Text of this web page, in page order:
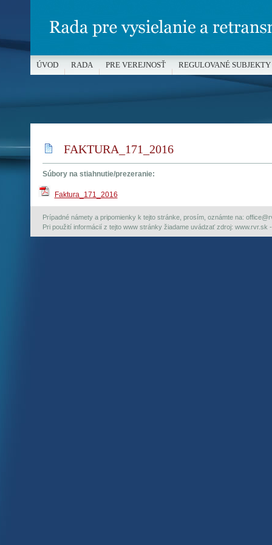
FAKTURA_171_2016
Súbory na stiahnutie/prezeranie:
Faktura_171_2016
Prípadné námety a pripomienky k tejto stránke, prosím, oznámte na:
Pri použití informácií z tejto www stránky žiadame uvádzať zdroj: www.rvr.sk
ÚVOD RADA PRE VEREJNOSŤ REGULOVANÉ SUBJEKTY